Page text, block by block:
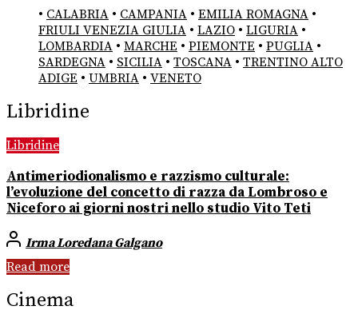
• CALABRIA • CAMPANIA • EMILIA ROMAGNA •
FRIULI VENEZIA GIULIA • LAZIO • LIGURIA •
LOMBARDIA • MARCHE • PIEMONTE • PUGLIA •
SARDEGNA • SICILIA • TOSCANA • TRENTINO ALTO
ADIGE • UMBRIA • VENETO
Libridine
Libridine
Antimeriodionalismo e razzismo culturale:
l’evoluzione del concetto di razza da Lombroso e
Niceforo ai giorni nostri nello studio Vito Teti
Irma Loredana Galgano
Read more
Cinema